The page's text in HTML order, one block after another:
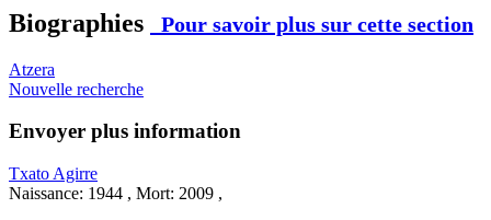
Biographies Pour savoir plus sur cette section
Atzera
Nouvelle recherche
Envoyer plus information
Txato Agirre
Naissance: 1944 , Mort: 2009 ,